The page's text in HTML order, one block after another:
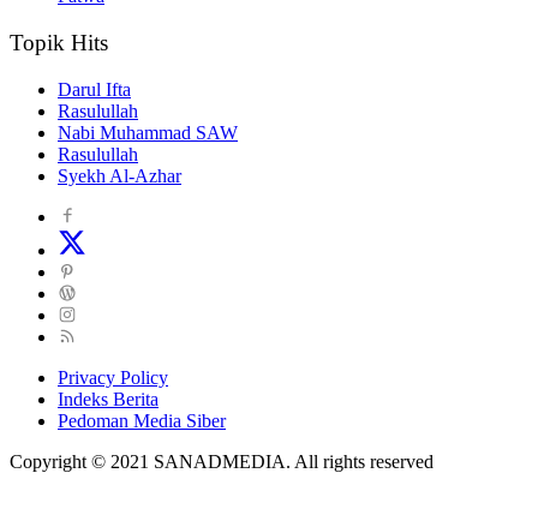
Topik Hits
Darul Ifta
Rasulullah
Nabi Muhammad SAW
Rasulullah
Syekh Al-Azhar
Privacy Policy
Indeks Berita
Pedoman Media Siber
Copyright © 2021 SANADMEDIA. All rights reserved